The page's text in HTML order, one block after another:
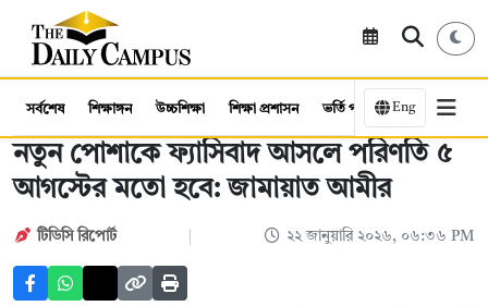
সর্বশেষ শিক্ষাঙ্গন উচ্চশিক্ষা শিক্ষা প্রশাসন ভর্তি পরীক্ষা কর্মসংস্থান
Eng
নতুন পোশাকে ফ্যাসিবাদ আসলে পরিণতি ৫
আগস্টের মতো হবে: জামায়াত আমীর
টিডিসি ‍রিপোর্ট ২২ জানুয়ারি ২০২৬, ০৬:৩৬ PM